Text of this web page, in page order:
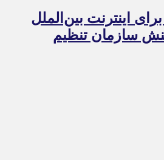
اعمال ضریب ۲.۷ برای اینترنت بین‌الملل
سازمان تنظیم